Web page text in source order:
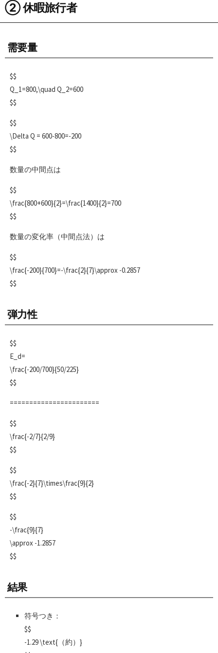
② 休暇旅行者
需要量
$$
Q_1=800,\quad Q_2=600
$$
$$
\Delta Q = 600-800=-200
$$
数量の中間点は
$$
\frac{800+600}{2}=\frac{1400}{2}=700
$$
数量の変化率（中間点法）は
$$
\frac{-200}{700}=-\frac{2}{7}\approx -0.2857
$$
弾力性
$$
E_d=
\frac{-200/700}{50/225}
$$
=======================
$$
\frac{-2/7}{2/9}
$$
$$
\frac{-2}{7}\times\frac{9}{2}
$$
$$
-\frac{9}{7}
\approx -1.2857
$$
結果
符号つき：
$$
-1.29 \text{（約）}